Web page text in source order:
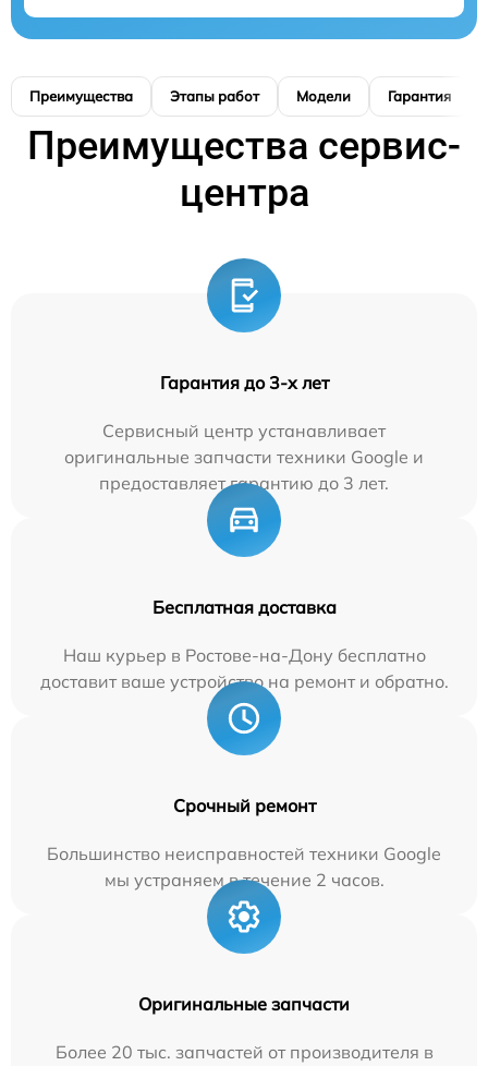
Преимущества Этапы работ Модели Гарантия
Преимущества сервис-
центра
Гарантия до 3-х лет
Сервисный центр устанавливает
оригинальные запчасти техники Google и
предоставляет гарантию до 3 лет.
Бесплатная доставка
Наш курьер в Ростове-на-Дону бесплатно
доставит ваше устройство на ремонт и обратно.
Срочный ремонт
Большинство неисправностей техники Google
мы устраняем в течение 2 часов.
Оригинальные запчасти
Более 20 тыс. запчастей от производителя в